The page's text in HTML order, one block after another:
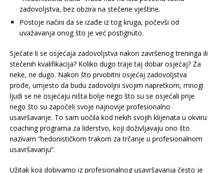
zadovoljstva, bez obzira na stečene vještine.
Postoje načini da se izađe iz tog kruga, počevši od
uvažavanja onog što je već postignuto.
Sjećate li se osjećaja zadovoljstva nakon završenog treninga ili
stečenih kvalifikacija? Koliko dugo traje taj dobar osjećaj? Za
neke, ne dugo. Nakon što prvobitni osjećaj zadovoljstva
prođe, umjesto da budu zadovoljni svojim napretkom, mnogi
ljudi se ne osjećaju ništa bolje nego što su se osjećali prije
nego što su započeli svoje najnovije profesionalno
usavršavanje. To sam uočila kod nekih svojih klijenata u okviru
coaching programa za liderstvo, koji doživljavaju ono što
nazivam “hedonističkom trakom za trčanje u profesionalnom
usavršavanju”.
Užitak koji dobivamo iz profesionalnog usavršavanja često je